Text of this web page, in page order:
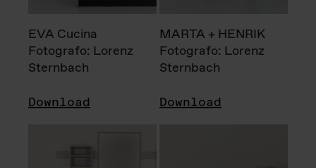
EVA Cucina
Fotografo: Lorenz
Sternbach
Download
MARTA + HENRIK
Fotografo: Lorenz
Sternbach
Download